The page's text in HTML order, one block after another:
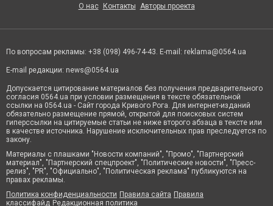
О нас Контакты Авторы проекта
По вопросам рекламы: +38 (098) 496-74-43. E-mail: reklama@0564.ua
E-mail редакции: news@0564.ua
Допускается цитирование материалов без получения предварительного
согласия 0564.ua при условии размещения в тексте обязательной
ссылки на 0564.ua - Сайт города Кривого Рога. Для интернет-изданий
обязательно размещение прямой, открытой для поисковых систем
гиперссылки на цитируемые статьи не ниже второго абзаца в тексте или
в качестве источника. Нарушение исключительных прав преследуется по
закону.
Материалы с плашками "Новости компаний", "Промо", "Партнерский
материал", "Партнерский спецпроект", "Политические новости", "Пресс-
релиз", "PR", "Официально", "Политическая реклама" публикуются на
правах рекламы.
Политика конфиденциальности Правила сайта Правила
классифайд Редакционная политика